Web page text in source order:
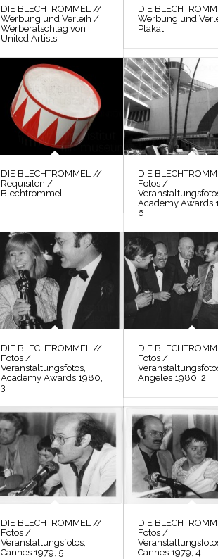
DIE BLECHTROMMEL //
Werbung und Verleih /
Werberatschlag von
United Artists
DIE
Werbung und
Plakat
DIE BLECHTROMMEL //
Requisiten /
Blechtrommel
DIE
Fotos /
Academy Awards
6
DIE BLECHTROMMEL //
Fotos /
Veranstaltungsfotos,
Academy Awards 1980,
3
DIE
Fotos /
Angeles 1980, 2
DIE BLECHTROMMEL //
Fotos /
Veranstaltungsfotos,
Cannes 1979, 5
DIE
Fotos /
Cannes 1979, 4